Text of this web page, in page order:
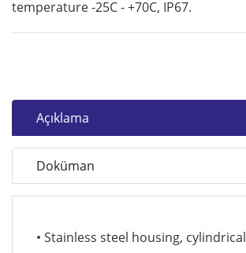
temperature -25C - +70C, IP67.
Açıklama
Doküman
• Stainless steel housing, cylindrical